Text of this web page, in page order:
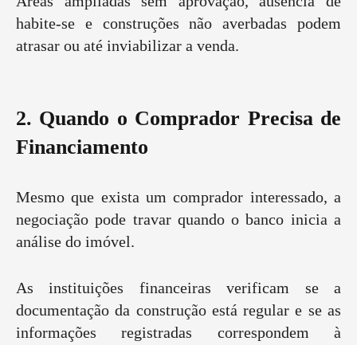
habite-se e construções não averbadas podem
atrasar ou até inviabilizar a venda.
2. Quando o Comprador Precisa de
Financiamento
Mesmo que exista um comprador interessado, a
negociação pode travar quando o banco inicia a
análise do imóvel.
As instituições financeiras verificam se a
documentação da construção está regular e se as
informações registradas correspondem à